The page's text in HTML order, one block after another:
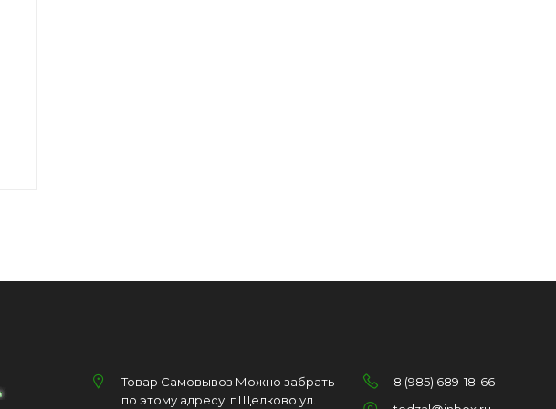
Товар Самовывоз Можно забрать
по этому адресу. г Щелково ул.
8 (985) 689-18-66